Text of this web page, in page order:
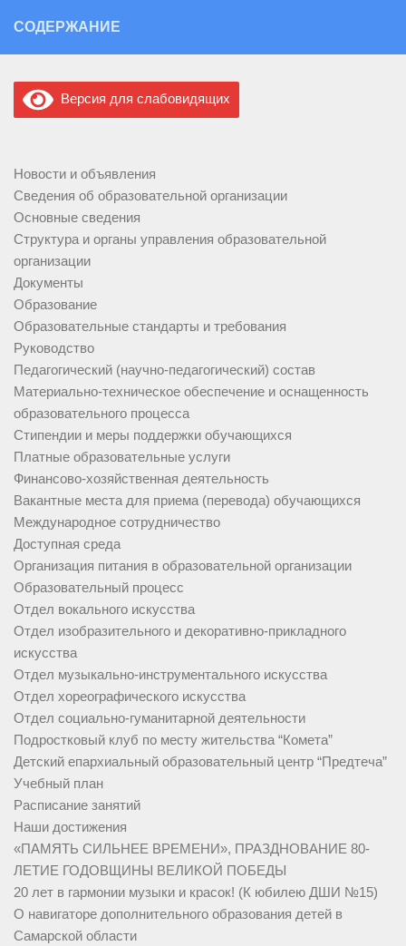
Перейти к содержимому
СОДЕРЖАНИЕ
Версия для слабовидящих
Новости и объявления
Сведения об образовательной организации
Основные сведения
Структура и органы управления образовательной
организации
Документы
Образование
Образовательные стандарты и требования
Руководство
Педагогический (научно-педагогический) состав
Материально-техническое обеспечение и оснащенность
образовательного процесса
Стипендии и меры поддержки обучающихся
Платные образовательные услуги
Финансово-хозяйственная деятельность
Вакантные места для приема (перевода) обучающихся
Международное сотрудничество
Доступная среда
Организация питания в образовательной организации
Образовательный процесс
Отдел вокального искусства
Отдел изобразительного и декоративно-прикладного
искусства
Отдел музыкально-инструментального искусства
Отдел хореографического искусства
Отдел социально-гуманитарной деятельности
Подростковый клуб по месту жительства “Комета”
Детский епархиальный образовательный центр “Предтеча”
Учебный план
Расписание занятий
Наши достижения
«ПАМЯТЬ СИЛЬНЕЕ ВРЕМЕНИ», ПРАЗДНОВАНИЕ 80-
ЛЕТИЕ ГОДОВЩИНЫ ВЕЛИКОЙ ПОБЕДЫ
20 лет в гармонии музыки и красок! (К юбилею ДШИ №15)
О навигаторе дополнительного образования детей в
Самарской области